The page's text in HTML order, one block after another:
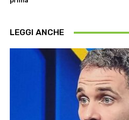
LEGGI ANCHE